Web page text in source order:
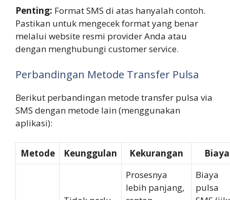
Penting: Format SMS di atas hanyalah contoh.
Pastikan untuk mengecek format yang benar
melalui website resmi provider Anda atau
dengan menghubungi customer service.
Perbandingan Metode Transfer Pulsa
Berikut perbandingan metode transfer pulsa via
SMS dengan metode lain (menggunakan
aplikasi):
Metode Keunggulan Kekurangan Biaya
Prosesnya
lebih panjang,
Biaya
pulsa